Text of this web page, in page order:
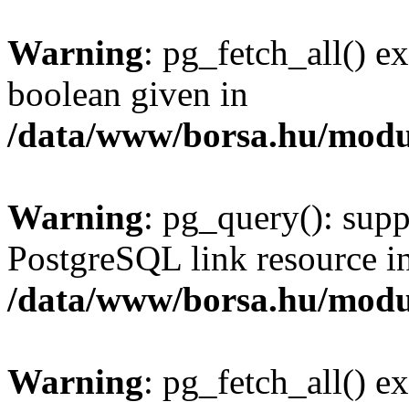
Warning: pg_fetch_all()
boolean given in
/data/www/borsa.hu/
Warning: pg_query():
PostgreSQL link resource
/data/www/borsa.hu/
Warning: pg_fetch_all()